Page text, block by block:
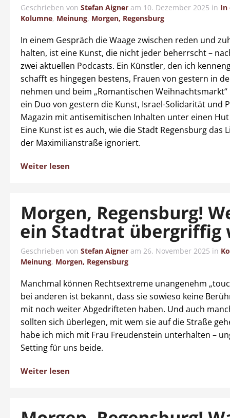
Geschrieben von Stefan Aigner am 10. Dezember 2025 in In
Kolumne, Meinung, Morgen, Regensburg
In einem Gespräch die Waage zwischen reden und
halten, ist eine Kunst, die nicht jeder beherrscht –
zwei aktuellen Podcasts. Ein Künstler, den ich
schafft es hingegen bestens, Frauen von gestern in
nehmen und beim „Romantischen
ein Duo von gestern die Kunst, Israel-Solidarität und
Magazin mit antisemitischen Inhalten unter einen
Eine Kunst ist es auch, wie die Stadt Regensburg das
der Maximilianstraße ignoriert.
Weiter lesen
Morgen, Regensburg!
ein Stadtrat
Geschrieben von Stefan Aigner am 26. November 2025 in
Meinung, Morgen, Regensburg
Manchmal können Rechtsextreme unangenehm
bei anderen ist bekannt, dass sie sowieso keine
mit noch weiter Abgedrifteten haben. Und auch
sollten sich überlegen, mit wem sie auf die Straße
habe ich mich mit Frau Freudenstein unterhalten –
Setting für uns beide.
Weiter lesen